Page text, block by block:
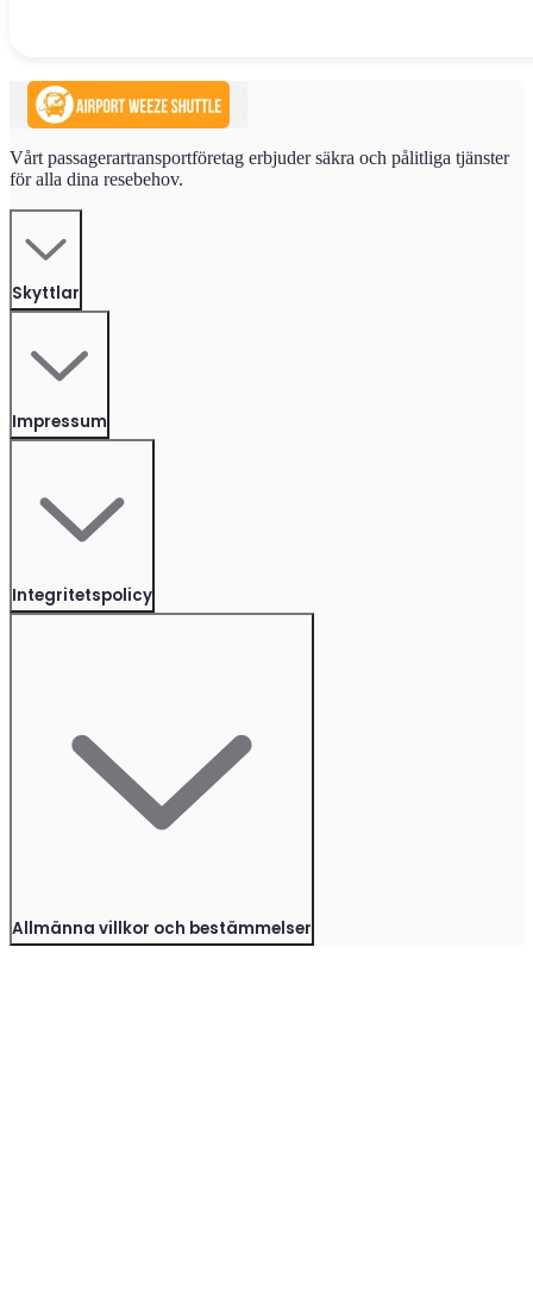
Vårt passagerartransportföretag erbjuder säkra och pålitliga tjänster
för alla dina resebehov.
Skyttlar
Impressum
Integritetspolicy
Allmänna villkor och bestämmelser